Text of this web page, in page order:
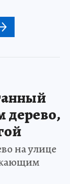
дерево,
на улице